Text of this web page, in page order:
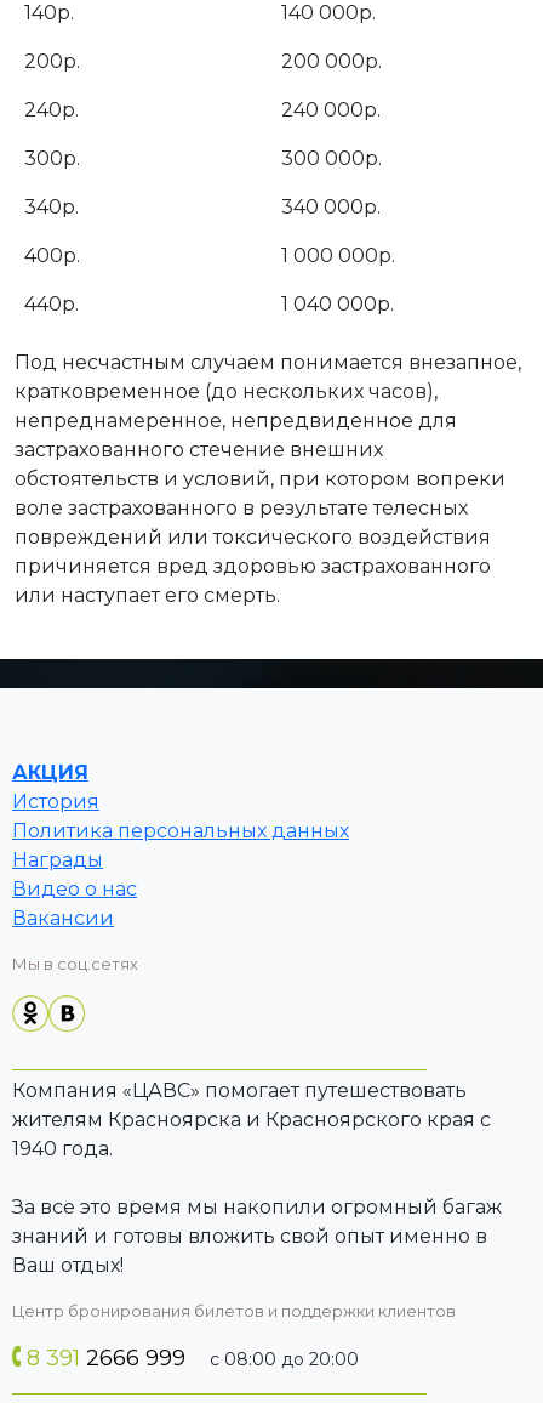
140р. 140 000р.
200р. 200 000р.
240р. 240 000р.
300р. 300 000р.
340р. 340 000р.
400р. 1 000 000р.
440р. 1 040 000р.
Под несчастным случаем понимается внезапное,
кратковременное (до нескольких часов),
непреднамеренное, непредвиденное для
застрахованного стечение внешних
обстоятельств и условий, при котором вопреки
воле застрахованного в результате телесных
повреждений или токсического воздействия
причиняется вред здоровью застрахованного
или наступает его смерть.
Компания «ЦАВС» помогает путешествовать
жителям Красноярска и Красноярского края с
1940 года.
За все это время мы накопили огромный багаж
знаний и готовы вложить свой опыт именно в
Ваш отдых!
Центр бронирования билетов и поддержки клиентов
8 391 2666 999 с 08:00 до 20:00
АКЦИЯ
История
Политика персональных данных
Награды
Видео о нас
Вакансии
Мы в соц.сетях